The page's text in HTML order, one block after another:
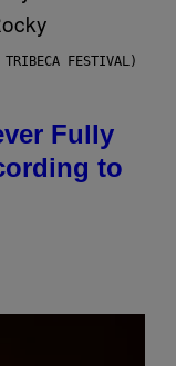
TRIBECA FESTIVAL)
Fully
to